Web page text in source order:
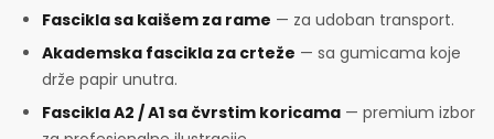
Fascikla sa kaišem za rame — za udoban transport.
Akademska fascikla za crteže — sa gumicama koje
drže papir unutra.
Fascikla A2 / A1 sa čvrstim koricama — premium izbor